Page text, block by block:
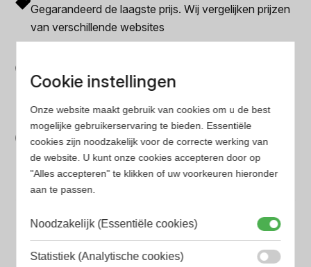
Gegarandeerd de laagste prijs. Wij vergelijken prijzen
van verschillende websites
Op onze website vind je eenvoudig je favoriete
parfum met onze geavanceerde zoekfilters
Bespaar tijd en geld
Wij hebben alle prijzen voor je verzameld zodat jij
minder tijd en geld kwijt bent
Amouage Heren parfum
Aramis Heren parfum
Cookie instellingen
Onze website maakt gebruik van cookies om u de best
mogelijke gebruikerservaring te bieden. Essentiële
cookies zijn noodzakelijk voor de correcte werking van
de website. U kunt onze cookies accepteren door op
"Alles accepteren" te klikken of uw voorkeuren hieronder
aan te passen.
Noodzakelijk (Essentiële cookies)
Statistiek (Analytische cookies)